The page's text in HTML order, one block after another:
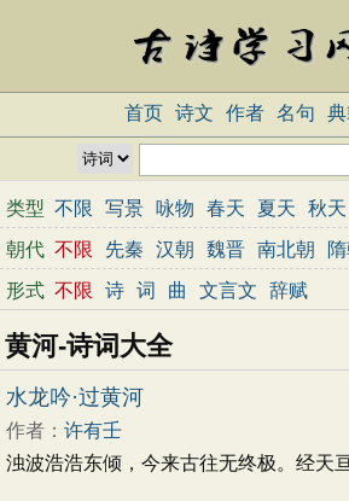
首页 诗文 作者 名句
类型 不限 写景 咏物 春天 夏天 秋天
写雪
写风 写花 梅花 荷花 菊花
山水 写山 写水 长江 黄河 儿童
田园 边塞 地名 抒情 爱国 离别
思念 爱情 励志
母亲 友情 战争 读书 惜时 婉约
民谣 节日
端午节
咏史怀古
宋词精选 小学古诗
初
朝代 不限 先秦 汉朝 魏晋 南北朝
元朝
明朝 清朝 近代 当代
形式 不限 诗 词 曲 文言文 辞赋
黄河-诗词大全
水龙吟·过黄河
作者： 许有壬
浊波浩浩东倾，今来古往无终极。经天